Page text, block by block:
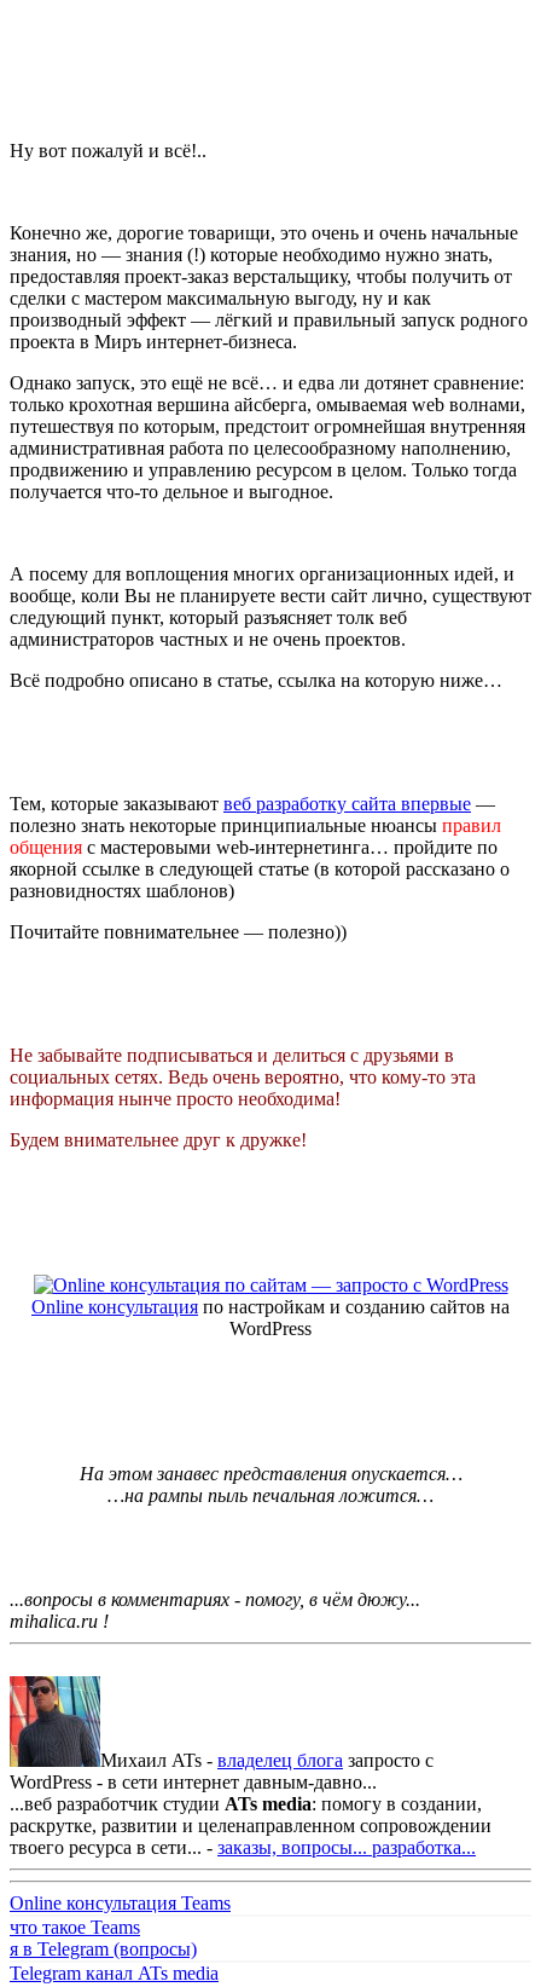
Ну вот пожалуй и всё!..
Конечно же, дорогие товарищи, это очень и очень начальные
знания, но — знания (!) которые необходимо нужно знать,
предоставляя проект-заказ верстальщику, чтобы получить от
сделки с мастером максимальную выгоду, ну и как
производный эффект — лёгкий и правильный запуск родного
проекта в Миръ интернет-бизнеса.
Однако запуск, это ещё не всё… и едва ли дотянет сравнение:
только крохотная вершина айсберга, омываемая web волнами,
путешествуя по которым, предстоит огромнейшая внутренняя
административная работа по целесообразному наполнению,
продвижению и управлению ресурсом в целом. Только тогда
получается что-то дельное и выгодное.
А посему для воплощения многих организационных идей, и
вообще, коли Вы не планируете вести сайт лично, существуют
следующий пункт, который разъясняет толк веб
администраторов частных и не очень проектов.
Всё подробно описано в статье, ссылка на которую ниже…
Тем, которые заказывают веб разработку сайта впервые —
полезно знать некоторые принципиальные нюансы правил
общения с мастеровыми web-интернетинга… пройдите по
якорной ссылке в следующей статье (в которой рассказано о
разновидностях шаблонов)
Почитайте повнимательнее — полезно))
Не забывайте подписываться и делиться с друзьями в
социальных сетях. Ведь очень вероятно, что кому-то эта
информация нынче просто необходима!
Будем внимательнее друг к дружке!
Online консультация по настройкам и созданию сайтов на
WordPress
На этом занавес представления опускается…
…на рампы пыль печальная ложится…
...вопросы в комментариях - помогу, в чём дюжу...
mihalica.ru !
Михаил ATs - владелец блога запросто с
WordPress - в сети интернет давным-давно...
...веб разработчик студии ATs media: помогу в создании,
раскрутке, развитии и целенаправленном сопровождении
твоего ресурса в сети... - заказы, вопросы... разработка...
Online консультация Teams
что такое Teams
я в Telegram (вопросы)
Telegram канал ATs media